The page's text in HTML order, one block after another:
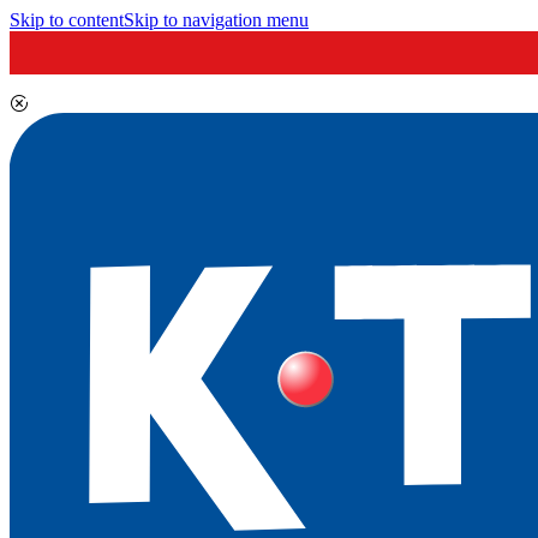
Skip to contentSkip to navigation menu